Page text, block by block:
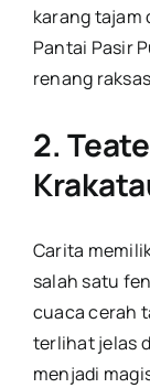
karang tajam
Pantai Pasir
renang
2.
Carita
salah satu
cuaca cerah
terlihat jelas
menjadi